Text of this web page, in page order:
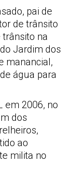
pai de
de trânsito
trânsito na
Jardim dos
manancial,
água para
em 2006, no
dos
ao
milita no